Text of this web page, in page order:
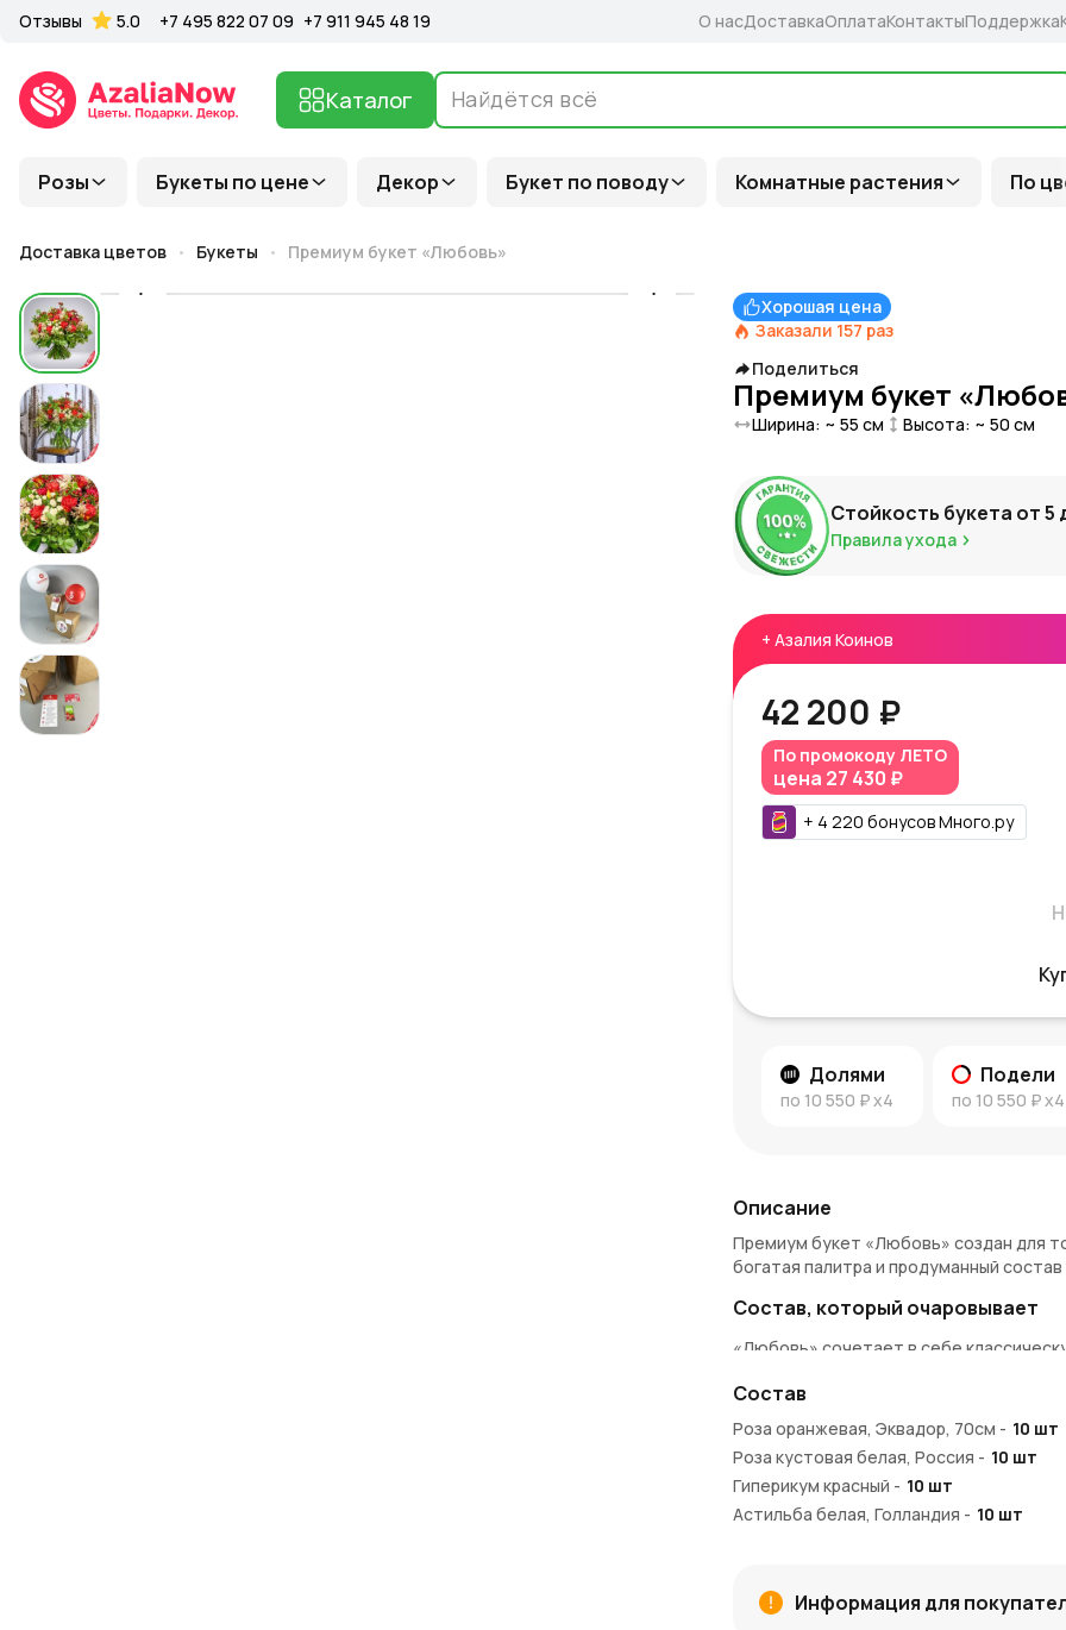
Розы Букеты по цене Декор Букет по поводу Комнатные растения По
Каталог
Отзывы 5.0 +7 495 822 07 09 +7 911 945 48 19 О насДоставкаОплатаКонтактыПоддержка
Доставка цветов Букеты Премиум букет «Любовь»
Хорошая цена
Заказали 157 раз
Поделиться
Премиум букет
Ширина: ~ 55 см Высота: ~ 50 см
Стойкость букета от5
Правила ухода
+ Азалия Коинов
42 200 ₽
По промокоду ЛЕТО
цена 27 430 ₽
+ 4 220 бонусовМного.ру
Долями
по 10 550 ₽x4
Подели
по 10 550 ₽x4
Описание
Премиум букет «Любовь» создан для
богатая палитра и продуманный
Состав, который очаровывает
«Любовь» сочетает в себе
насыщенности композиции, а зелень
тщательно подобрана, чтобы создать
Идеальный подарок для
Этот букет станет идеальным выбором
любого другого торжества,
Преимущества покупки
Состав
Роза оранжевая, Эквадор, 70см - 10 шт
Роза кустовая белая, Россия - 10 шт
Гиперикум красный - 10 шт
Астильба белая, Голландия - 10 шт
Информация для